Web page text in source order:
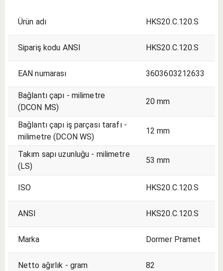
Ürün adı HKS20.C.120.S
Sipariş kodu ANSI HKS20.C.120.S
EAN numarası 3603603212633
Bağlantı çapı - milimetre
(DCON MS)
20 mm
Bağlantı çapı iş parçası tarafı -
milimetre (DCON WS)
12 mm
Takım sapı uzunluğu - milimetre
(LS)
53 mm
ISO HKS20.C.120.S
ANSI HKS20.C.120.S
Marka Dormer Pramet
Netto ağırlık - gram 82